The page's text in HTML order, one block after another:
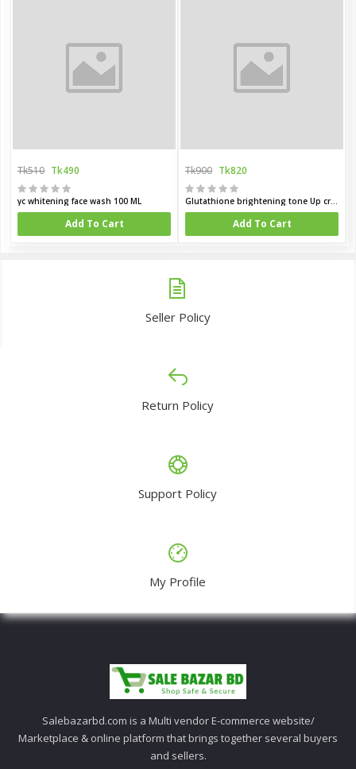
Tk510 Tk490
yc whitening face wash 100 ML
Add To Cart
Tk900 Tk820
Glutathione brightening tone Up cream 45ML (korea)
Add To Cart
Seller Policy
Return Policy
Support Policy
My Profile
Salebazarbd.com is a Multi vendor E-commerce website/
Marketplace & online platform that brings together several buyers
and sellers.